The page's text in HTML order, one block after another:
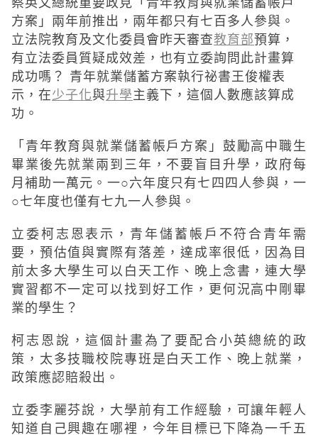
方案」兩年前推出，兩年都只有七百多人參與。
立法院教育及文化委員會昨天審查教育部預算，
有立法委員質疑成效差，也有立委詢問此計畫算
成功嗎？ 青年就業儲蓄方案執行祕書王俊權表
示，在少子化與升學主義下，這個人數應該算成
功。
「青年教育與就業儲蓄帳戶方案」鼓勵高中職生
畢業後先就業兩到三年，不要盲目升學，政府每
月補助一萬元。一○六年度只有七四四人參與，一
○七年度也僅有七九一人參與。
立委柯志恩表示，青年儲蓄帳戶不符合青年需
要，預估值與實際有落差，達成率很低，因為目
前太多大學生可以白天工作、晚上念書，連大學
實習都不一定可以找到好工作，更何況高中剛畢
業的學生？
柯志恩說，這個計畫為了要配合小英總統的政
策，太多技職校院專班是白天工作、晚上就業，
政策應認賠殺出。
立委李麗芬說，大學前有工作經驗，可讓年輕人
知道自己興趣在哪裡，今年目標已下降為一千五